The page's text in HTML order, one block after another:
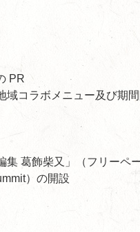
PR
域コラボメニュー及び期
集 葛飾柴又」（フリーペ
）の開設